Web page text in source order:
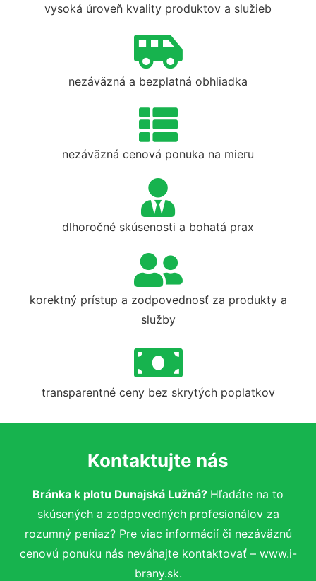
vysoká úroveň kvality produktov a služieb
nezáväzná a bezplatná obhliadka
nezáväzná cenová ponuka na mieru
dlhoročné skúsenosti a bohatá prax
korektný prístup a zodpovednosť za produkty a
služby
transparentné ceny bez skrytých poplatkov
Kontaktujte nás
Bránka k plotu Dunajská Lužná? Hľadáte na to
skúsených a zodpovedných profesionálov za
rozumný peniaz? Pre viac informácií či nezáväznú
cenovú ponuku nás neváhajte kontaktovať – www.i-
brany.sk.